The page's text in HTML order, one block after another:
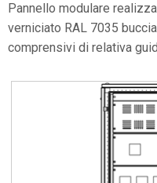
Pannello modulare
verniciato RAL 7035
comprensivi di relativa